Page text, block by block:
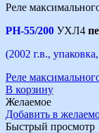
Реле
РН-55/200 УХЛ4
(2002 г.в.,
Реле
В корзину
Желаемое
Добавить в
Быстрый просмотр